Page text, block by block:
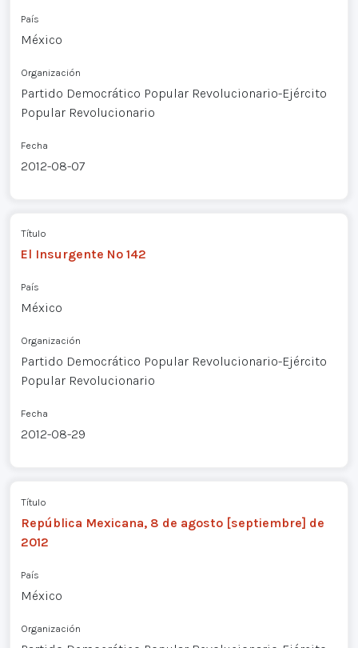
País
México
Organización
Partido Democrático Popular Revolucionario-Ejército
Popular Revolucionario
Fecha
2012-08-07
Título
El Insurgente Nº 142
País
México
Organización
Partido Democrático Popular Revolucionario-Ejército
Popular Revolucionario
Fecha
2012-08-29
Título
República Mexicana, 8 de agosto [septiembre] de
2012
País
México
Organización